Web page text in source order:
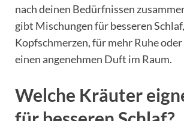
nach deinen Bedürfnissen
gibt Mischungen für besseren
Kopfschmerzen, für mehr Ruhe
einen angenehmen Duft im Raum.
Welche Kräuter